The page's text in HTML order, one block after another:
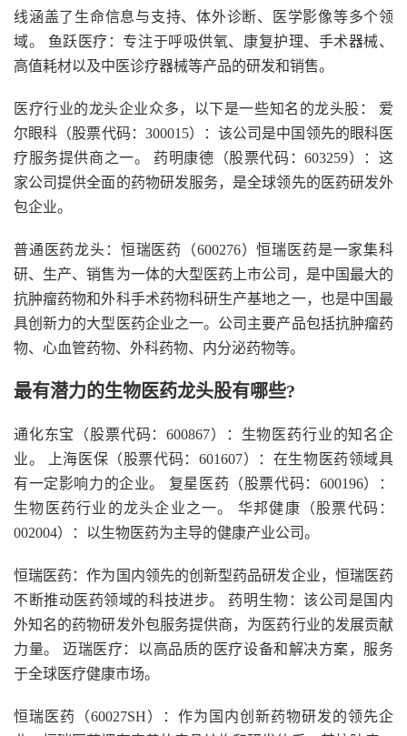
线涵盖了生命信息与支持、体外诊断、医学影像等多个领
域。 鱼跃医疗：专注于呼吸供氧、康复护理、手术器械、
高值耗材以及中医诊疗器械等产品的研发和销售。
医疗行业的龙头企业众多，以下是一些知名的龙头股： 爱
尔眼科（股票代码：300015）：该公司是中国领先的眼科医
疗服务提供商之一。 药明康德（股票代码：603259）：这
家公司提供全面的药物研发服务，是全球领先的医药研发外
包企业。
普通医药龙头：恒瑞医药（600276）恒瑞医药是一家集科
研、生产、销售为一体的大型医药上市公司，是中国最大的
抗肿瘤药物和外科手术药物科研生产基地之一，也是中国最
具创新力的大型医药企业之一。公司主要产品包括抗肿瘤药
物、心血管药物、外科药物、内分泌药物等。
最有潜力的生物医药龙头股有哪些?
通化东宝（股票代码：600867）：生物医药行业的知名企
业。 上海医保（股票代码：601607）：在生物医药领域具
有一定影响力的企业。 复星医药（股票代码：600196）：
生物医药行业的龙头企业之一。 华邦健康（股票代码：
002004）：以生物医药为主导的健康产业公司。
恒瑞医药：作为国内领先的创新型药品研发企业，恒瑞医药
不断推动医药领域的科技进步。 药明生物：该公司是国内
外知名的药物研发外包服务提供商，为医药行业的发展贡献
力量。 迈瑞医疗：以高品质的医疗设备和解决方案，服务
于全球医疗健康市场。
恒瑞医药（60027SH）：作为国内创新药物研发的领先企